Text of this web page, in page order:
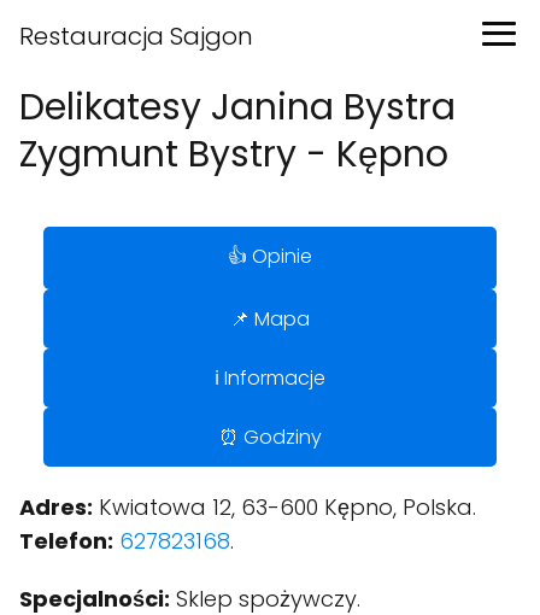
Restauracja Sajgon
Delikatesy Janina Bystra
Zygmunt Bystry - Kępno
👍 Opinie
📌 Mapa
ℹ️ Informacje
⏰ Godziny
Adres: Kwiatowa 12, 63-600 Kępno, Polska.
Telefon: 627823168.
Specjalności: Sklep spożywczy.